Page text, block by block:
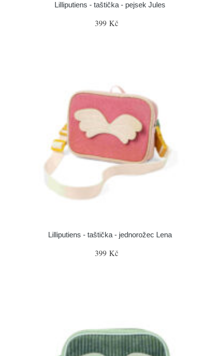
Lilliputiens - taštička - pejsek Jules
399 Kč
Lilliputiens - taštička - jednorožec Lena
399 Kč